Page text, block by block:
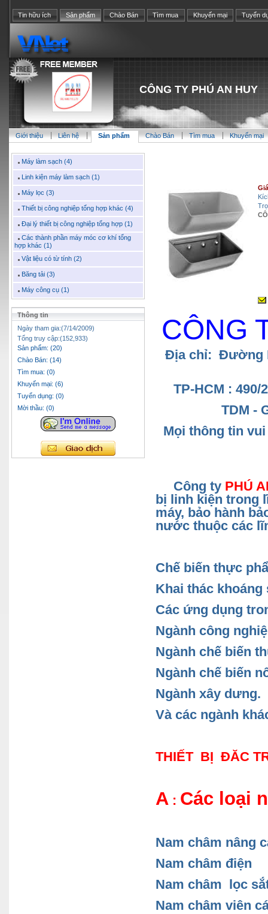
Tin hữu ích Sản phẩm Chào Bán Tìm mua Khuyến mại Tuyển
CÔNG TY PHÚ AN HUY
Giới thiệu Liên hệ Sản phẩm Chào Bán Tìm mua Khuyến mại
Máy làm sạch (4)
Linh kiện máy làm sạch (1)
Máy lọc (3)
Thiết bị công nghiệp tổng hợp khác (4)
Đại lý thiết bị công nghiệp tổng hợp (1)
Các thành phần máy móc cơ khí tổng
hợp khác (1)
Vật liệu có từ tính (2)
Băng tải (3)
Máy công cụ (1)
Thông tin
Ngày tham gia:(7/14/2009)
Tổng truy cập:(152,933)
Sản phẩm: (20)
Chào Bán: (14)
Tìm mua: (0)
Khuyến mại: (6)
Tuyển dụng: (0)
Mời thầu: (0)
CÔNG
Địa chỉ: Đường
TP-HCM : 490/
TDM -
Mọi thông tin
Công ty PHÚ
bị linh kiện trong
máy, bảo hành
nước thuộc các
Chế biến thực
Khai thác khoáng
Các ứng dụng
Ngành công
Ngành chế biến
Ngành chế biến
Ngành xây dưng.
Và các ngành
THIẾT BỊ ĐĂC
A : Các loại
Nam châm nâng
Nam châm điện
Nam châm lọc
Nam châm viên